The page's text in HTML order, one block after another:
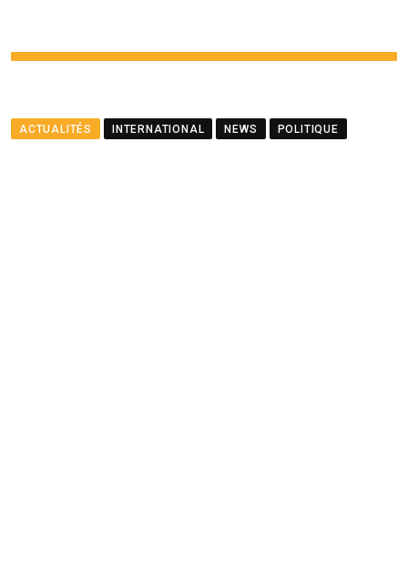
ACTUALITÉS INTERNATIONAL NEWS POLITIQUE